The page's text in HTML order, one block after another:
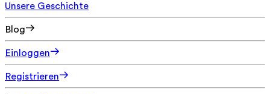
Unsere Geschichte
Blog
Einloggen
Registrieren